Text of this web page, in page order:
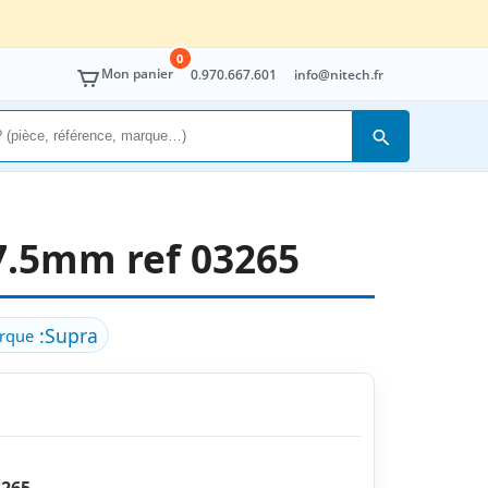
Mon panier
0
0.970.667.601 info@nitech.fr
Rechercher
ref 03265
:Supra